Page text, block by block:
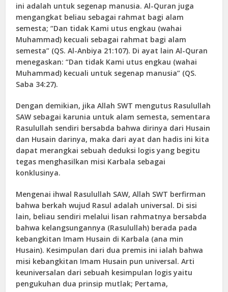
ini adalah untuk segenap manusia. Al-Quran juga
mengangkat beliau sebagai rahmat bagi alam
semesta; “Dan tidak Kami utus engkau (wahai
Muhammad) kecuali sebagai rahmat bagi alam
semesta” (QS. Al-Anbiya 21:107). Di ayat lain Al-Quran
menegaskan: “Dan tidak Kami utus engkau (wahai
Muhammad) kecuali untuk segenap manusia” (QS.
Saba 34:27).
Dengan demikian, jika Allah SWT mengutus Rasulullah
SAW sebagai karunia untuk alam semesta, sementara
Rasulullah sendiri bersabda bahwa dirinya dari Husain
dan Husain darinya, maka dari ayat dan hadis ini kita
dapat merangkai sebuah deduksi logis yang begitu
tegas menghasilkan misi Karbala sebagai
konklusinya.
Mengenai ihwal Rasulullah SAW, Allah SWT berfirman
bahwa berkah wujud Rasul adalah universal. Di sisi
lain, beliau sendiri melalui lisan rahmatnya bersabda
bahwa kelangsungannya (Rasulullah) berada pada
kebangkitan Imam Husain di Karbala (ana min
Husain). Kesimpulan dari dua premis ini ialah bahwa
misi kebangkitan Imam Husain pun universal. Arti
keuniversalan dari sebuah kesimpulan logis yaitu
pengukuhan dua prinsip mutlak; Pertama,